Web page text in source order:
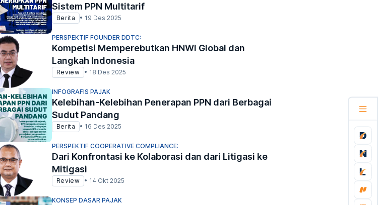
Sistem PPN Multitarif
Berita • 19 Des 2025
PERSPEKTIF FOUNDER DDTC:
Kompetisi Memperebutkan HNWI Global dan
Langkah Indonesia
Review • 18 Des 2025
INFOGRAFIS PAJAK
Kelebihan-Kelebihan Penerapan PPN dari Berbagai
Sudut Pandang
Berita • 16 Des 2025
PERSPEKTIF COOPERATIVE COMPLIANCE:
Dari Konfrontasi ke Kolaborasi dan dari Litigasi ke
Mitigasi
Review • 14 Okt 2025
KONSEP DASAR PAJAK